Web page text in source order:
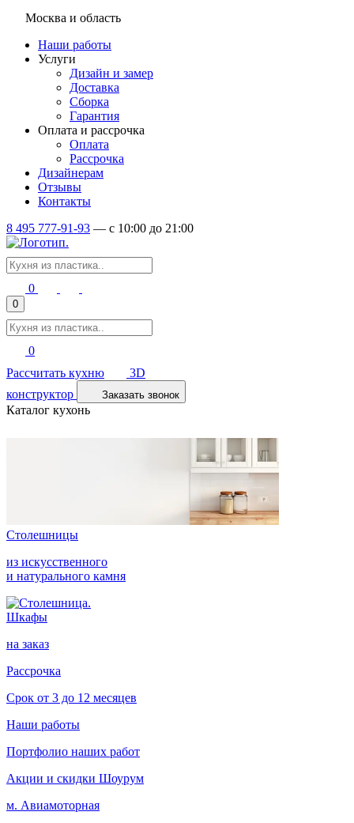
Москва и область
Наши работы
Услуги
Дизайн и замер
Доставка
Сборка
Гарантия
Оплата и рассрочка
Оплата
Рассрочка
Дизайнерам
Отзывы
Контакты
8 495 777-91-93 — c 10:00 до 21:00
0
0
0
Рассчитать кухню
3D
конструктор
Заказать звонок
Каталог кухонь
Столешницы
из искусственного
и натурального камня
Шкафы
на заказ
Рассрочка
Срок от 3 до 12 месяцев
Наши работы
Портфолио наших работ
Акции и скидки Шоурум
м. Авиамоторная